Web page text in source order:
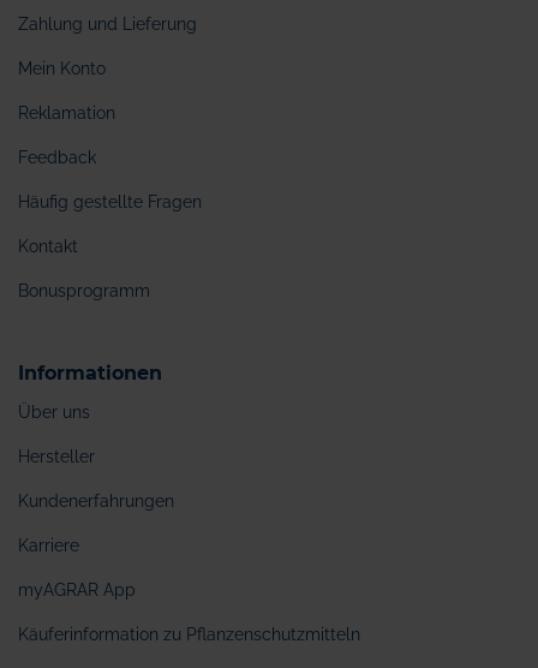
Zahlung und Lieferung
Mein Konto
Reklamation
Feedback
Häufig gestellte Fragen
Kontakt
Bonusprogramm
Informationen
Über uns
Hersteller
Kundenerfahrungen
Karriere
myAGRAR App
Käuferinformation zu Pflanzenschutzmitteln